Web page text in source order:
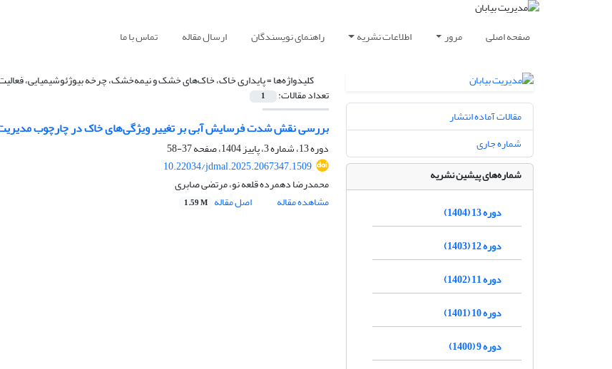
صفحه اصلی مرور اطلاعات نشریه راهنمای نویسندگان ارسال مقاله تماس با ما
کلیدواژه‌ها =پایداری خاک، خاک‌های خشک و نیمه‌خشک، چرخه بیوژئوشیمیایی، فعالیت
تعداد مقالات: 1
بررسی نقش شدت فرسایش آبی بر تغییر ویژگی‌های خاک در چارچوب مدیریت
دوره 13، شماره 3، پاییز 1404، صفحه
37-58
10.22034/jdmal.2025.2067347.1509
محمدرضا دهمرده قلعه نو، مرتضی صابری
مشاهده مقاله
اصل مقاله 1.59 M
مقالات آماده انتشار
شماره جاری
شماره‌های پیشین نشریه
دوره 13 (1404)
دوره 12 (1403)
دوره 11 (1402)
دوره 10 (1401)
دوره 9 (1400)